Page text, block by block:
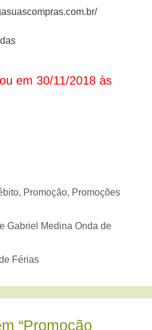
em 30/11/2018 às
, Promoção, Promoções
Gabriel Medina Onda de
Férias
“Promoção